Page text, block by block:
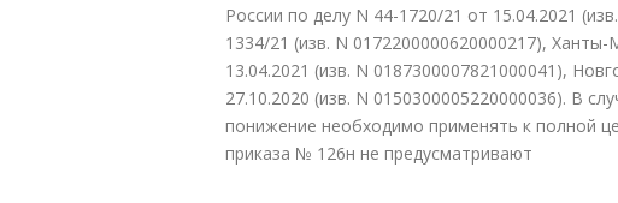
России по делу N 44-1720/21 от 15.04.2021
1334/21 (изв. N 0172200000620000217),
13.04.2021 (изв. N 0187300007821000041),
27.10.2020 (изв. N 0150300005220000036). В
понижение необходимо применять к полной
приказа № 126н не предусматривают